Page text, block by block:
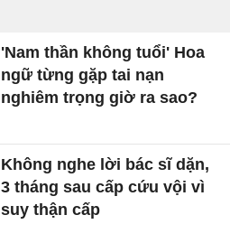
'Nam thần không tuổi' Hoa
ngữ từng gặp tai nạn
nghiêm trọng giờ ra sao?
Không nghe lời bác sĩ dặn,
3 tháng sau cấp cứu vội vì
suy thận cấp